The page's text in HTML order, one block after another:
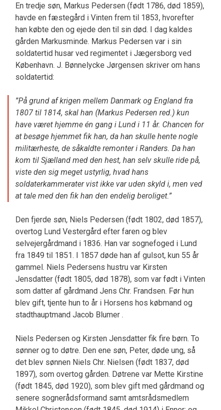
En tredje søn, Markus Pedersen (født 1786, død 1859),
havde en fæstegård i Vinten frem til 1853, hvorefter
han købte den og ejede den til sin død. I dag kaldes
gården Markusminde. Markus Pedersen var i sin
soldatertid husar ved regimentet i Jægersborg ved
København. J. Bønnelycke Jørgensen skriver om hans
soldatertid:
”På grund af krigen mellem Danmark og England fra
1807 til 1814, skal han (Markus Pedersen red.) kun
have været hjemme én gang i Lund i 11 år. Chancen for
at besøge hjemmet fik han, da han skulle hente nogle
militærheste, de såkaldte remonter i Randers. Da han
kom til Sjælland med den hest, han selv skulle ride på,
viste den sig meget ustyrlig, hvad hans
soldaterkammerater vist ikke var uden skyld i, men ved
at tale med den fik han den endelig beroliget.”
Den fjerde søn, Niels Pedersen (født 1802, død 1857),
overtog Lund Vestergård efter faren og blev
selvejergårdmand i 1836. Han var sognefoged i Lund
fra 1849 til 1851. I 1857 døde han af gulsot, kun 55 år
gammel. Niels Pedersens hustru var Kirsten
Jensdatter (født 1805, død 1878), som var født i Vinten
som datter af gårdmand Jens Chr. Frandsen. Før hun
blev gift, tjente hun to år i Horsens hos købmand og
stadthauptmand Jacob Blumer .
Niels Pedersen og Kirsten Jensdatter fik fire børn. To
sønner og to døtre. Den ene søn, Peter, døde ung, så
det blev sønnen Niels Chr. Nielsen (født 1837, død
1897), som overtog gården. Døtrene var Mette Kirstine
(født 1845, død 1920), som blev gift med gårdmand og
senere sognerådsformand samt amtsrådsmedlem